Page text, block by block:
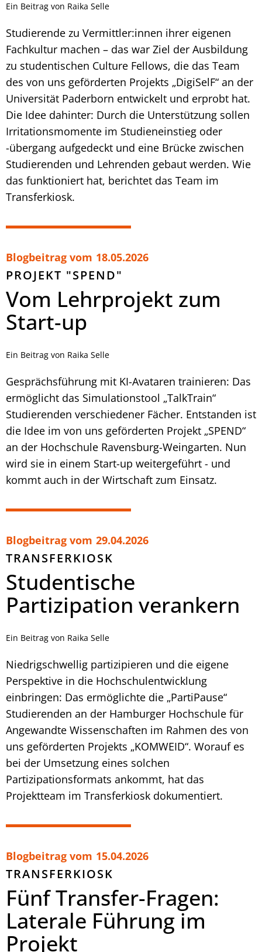
Ein Beitrag von Raika Selle
Studierende zu Vermittler:innen ihrer eigenen
Fachkultur machen – das war Ziel der Ausbildung
zu studentischen Culture Fellows, die das Team
des von uns geförderten Projekts „DigiSelF“ an der
Universität Paderborn entwickelt und erprobt hat.
Die Idee dahinter: Durch die Unterstützung sollen
Irritationsmomente im Studieneinstieg oder
-übergang aufgedeckt und eine Brücke zwischen
Studierenden und Lehrenden gebaut werden. Wie
das funktioniert hat, berichtet das Team im
Transferkiosk.
Blogbeitrag vom 18.05.2026
PROJEKT "SPEND"
Vom Lehrprojekt zum
Start-up
Ein Beitrag von Raika Selle
Gesprächsführung mit KI-Avataren trainieren: Das
ermöglicht das Simulationstool „TalkTrain“
Studierenden verschiedener Fächer. Entstanden ist
die Idee im von uns geförderten Projekt „SPEND“
an der Hochschule Ravensburg-Weingarten. Nun
wird sie in einem Start-up weitergeführt - und
kommt auch in der Wirtschaft zum Einsatz.
Blogbeitrag vom 29.04.2026
TRANSFERKIOSK
Studentische
Partizipation verankern
Ein Beitrag von Raika Selle
Niedrigschwellig partizipieren und die eigene
Perspektive in die Hochschulentwicklung
einbringen: Das ermöglichte die „PartiPause“
Studierenden an der Hamburger Hochschule für
Angewandte Wissenschaften im Rahmen des von
uns geförderten Projekts „KOMWEID“. Worauf es
bei der Umsetzung eines solchen
Partizipationsformats ankommt, hat das
Projektteam im Transferkiosk dokumentiert.
Blogbeitrag vom 15.04.2026
TRANSFERKIOSK
Fünf Transfer-Fragen:
Laterale Führung im
Projekt